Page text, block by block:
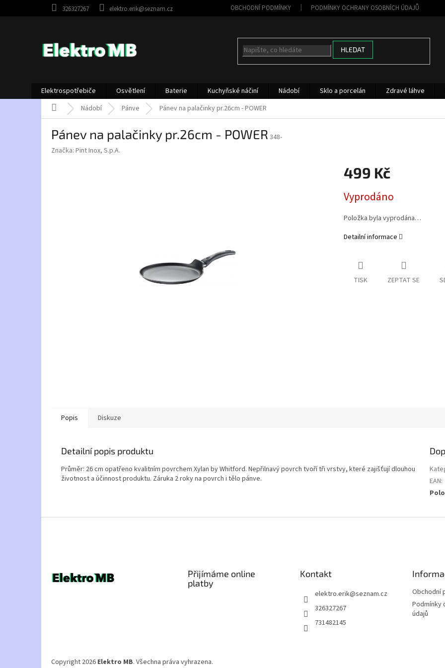
326327267 elektro.erik@seznam.cz OBCHODNÍ PODMÍNKY PODMÍNKY OCHRANY OSOBNÍCH ÚDAJŮ
HLEDAT
Elektrospotřebiče Osvětlení Baterie Kuchyňské náčiní Nádobí Sklo a porcelán Zdravé láhve
Domů
Nádobí Pánve Pánev na palačinky pr.26cm - POWER
Pánev na palačinky pr.26cm - POWER 348-
Značka: Pint Inox, S.p.A.
499 Kč
cena:
Vyprodáno
Položka byla vyprodána…
Detailní informace
TISK ZEPTAT SE
Popis Diskuze
Detailní popis produktu
Průměr: 26 cm opatřeno kvalitním povrchem Xylan by Whitford. Nepřilnavý povrch tvoří tři vrstvy, které zajišťují dlouhou
životnost a účinnost produktu. Záruka 2 roky na povrch i tělo pánve.
EAN:
Přijímáme online
platby
Kontakt
elektro.erik@seznam.cz
326327267
731482145
Obchodní
Podmínky
údajů
Copyright 2026 Elektro MB. Všechna práva vyhrazena.